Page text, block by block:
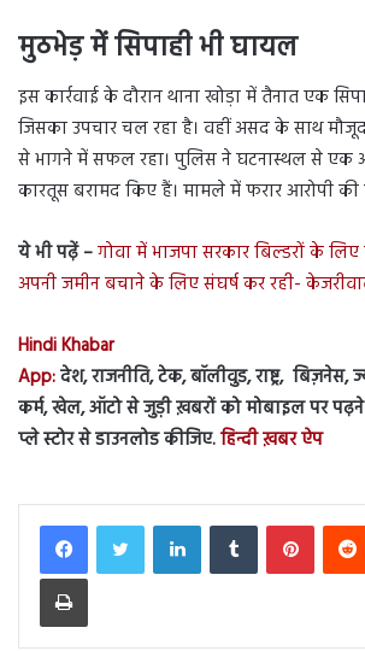
मुठभेड़ में सिपाही भी घायल
इस कार्रवाई के दौरान थाना खोड़ा में तैनात एक
जिसका उपचार चल रहा है। वहीं असद के साथ
से भागने में सफल रहा। पुलिस ने घटनास्थल से एक
कारतूस बरामद किए हैं। मामले में फरार आरोपी की
ये भी पढ़ें –गोवा में भाजपा सरकार बिल्डरों के
अपनी जमीन बचाने के लिए संघर्ष कर रही-
Hindi Khabar
App:देश, राजनीति, टेक, बॉलीवुड, राष्ट्र, बिज़नेस,
कर्म, खेल, ऑटो से जुड़ी ख़बरों को मोबाइल पर
प्ले स्टोर से डाउनलोड कीजिए.हिन्दी ख़बर ऐप
LinkedInTumblr
Print